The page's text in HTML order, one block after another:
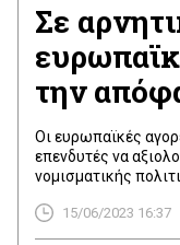
Σε
την
Οι ευρωπαϊκές
επενδυτές να
νομισματικής
22ετών. Ο
0,65% μετά την
15/06/2023 16:37